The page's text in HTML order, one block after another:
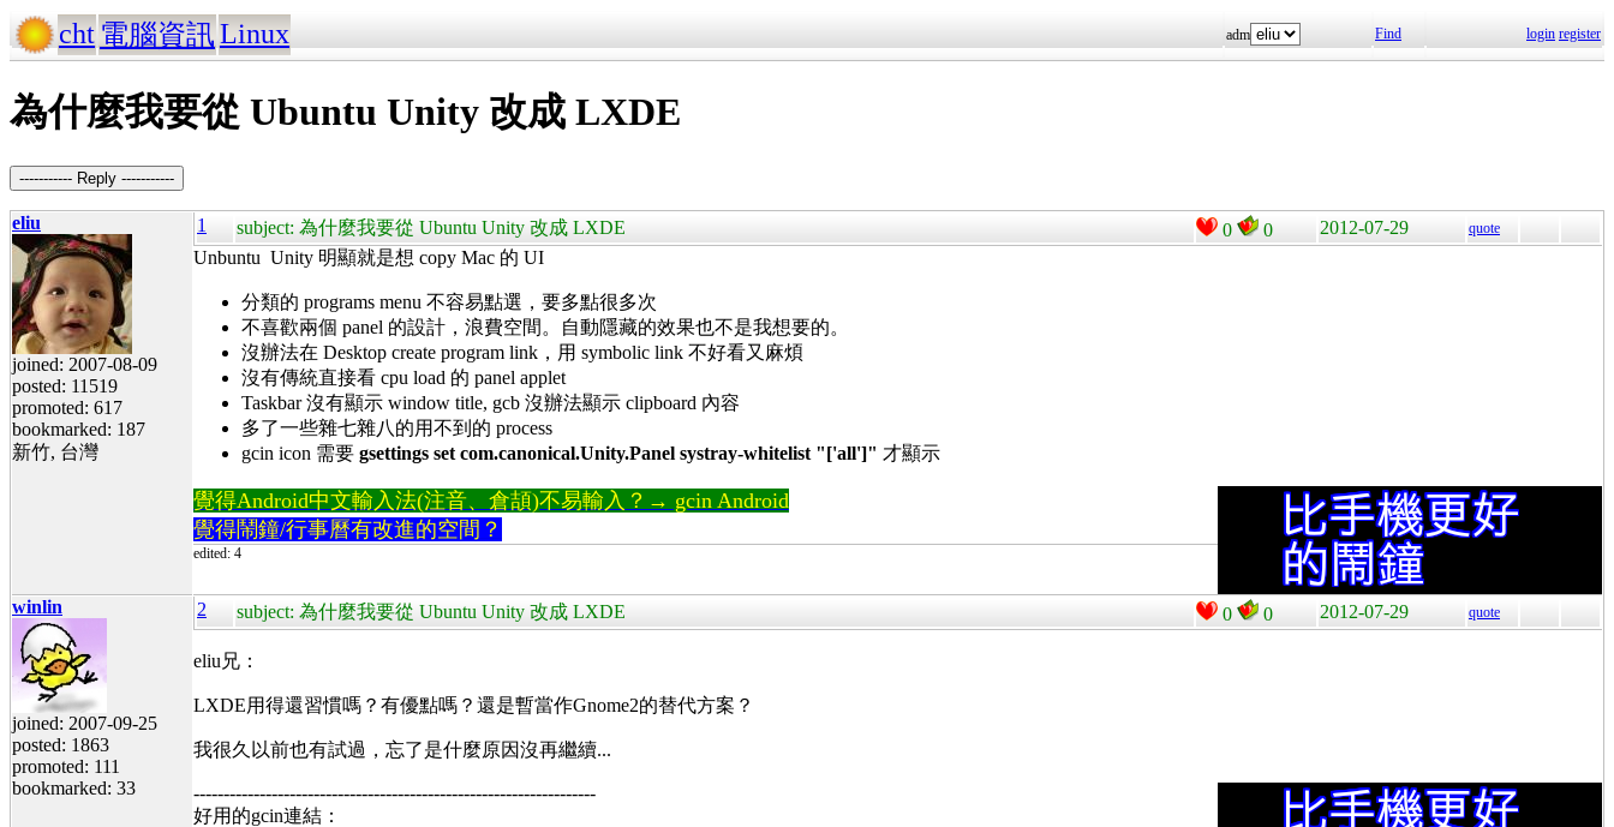
cht 電腦資訊Linux adm Find login register
為什麼我要從 Ubuntu Unity 改成 LXDE
----------- Reply -----------
eliu
joined: 2007-08-09
posted: 11519
promoted: 617
bookmarked: 187
新竹, 台灣
1 subject: 為什麼我要從 Ubuntu Unity 改成 LXDE 0 0 2012-07-29 quote
Unbuntu Unity 明顯就是想 copy Mac 的 UI
分類的 programs menu 不容易點選，要多點很多次
不喜歡兩個 panel 的設計，浪費空間。自動隱藏的效果也不是我想要的。
沒辦法在 Desktop create program link，用 symbolic link 不好看又麻煩
沒有傳統直接看 cpu load 的 panel applet
Taskbar 沒有顯示 window title, gcb 沒辦法顯示 clipboard 內容
多了一些雜七雜八的用不到的 process
gcin icon 需要 gsettings set com.canonical.Unity.Panel systray-whitelist "['all']" 才顯示
覺得Android中文輸入法(注音、倉頡)不易輸入？→ gcin Android
覺得鬧鐘/行事曆有改進的空間？
edited: 4
winlin
joined: 2007-09-25
posted: 1863
promoted: 111
bookmarked: 33
2 subject: 為什麼我要從 Ubuntu Unity 改成 LXDE 0 0 2012-07-29 quote
eliu兄：
LXDE用得還習慣嗎？有優點嗎？還是暫當作Gnome2的替代方案？
我很久以前也有試過，忘了是什麼原因沒再繼續...
-------------------------------------------------------------------
好用的gcin連結：